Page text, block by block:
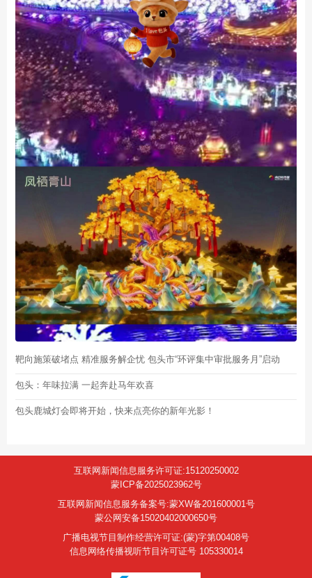
靶向施策破堵点 精准服务解企忧 包头市“环评集中审批服务月”启动
包头：年味拉满 一起奔赴马年欢喜
包头鹿城灯会即将开始，快来点亮你的新年光影！
互联网新闻信息服务许可证:15120250002
蒙ICP备2025023962号
互联网新闻信息服务备案号:蒙XW备201600001号
蒙公网安备15020402000650号
广播电视节目制作经营许可证:(蒙)字第00408号
信息网络传播视听节目许可证号 105330014